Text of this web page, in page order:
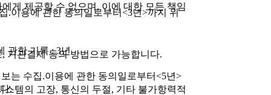
게 제공할 수 없으며, 이에 대한 모든 책임
기관결제 등의 방법으로 가능합니다.
템의 고장, 통신의 두절, 기타 불가항력적
.이용에 관한 동의일로부터<3년>까지 위
관한 기록 : 3년
는 수집.이용에 관한 동의일로부터<5년>
.